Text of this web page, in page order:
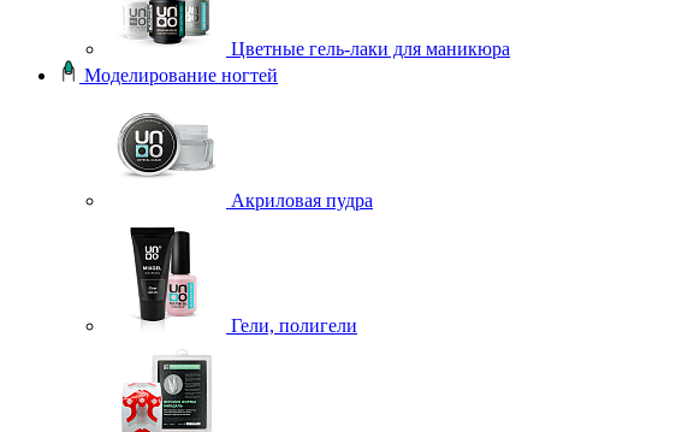
Цветные гель-лаки для маникюра
Моделирование ногтей
Акриловая пудра
Гели, полигели